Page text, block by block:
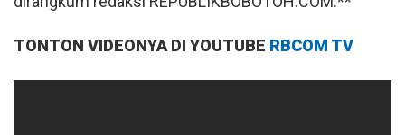
TONTON VIDEONYA DI YOUTUBE RBCOM TV